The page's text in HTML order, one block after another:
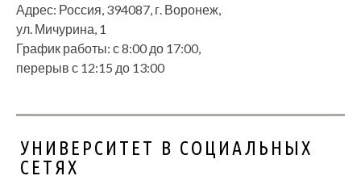
Адрес: Россия, 394087, г. Воронеж,
ул. Мичурина, 1
График работы: с 8:00 до 17:00,
перерыв с 12:15 до 13:00
УНИВЕРСИТЕТ В СОЦИАЛЬНЫХ
СЕТЯХ